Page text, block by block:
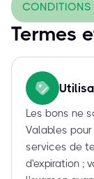
CONDITIONS
Termes
Les bons ne
Valables
services de
d'expiration ;